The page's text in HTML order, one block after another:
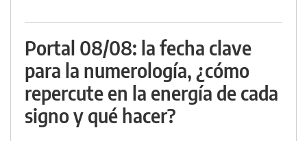
Portal 08/08: la fecha clave
para la numerología, ¿cómo
repercute en la energía de cada
signo y qué hacer?